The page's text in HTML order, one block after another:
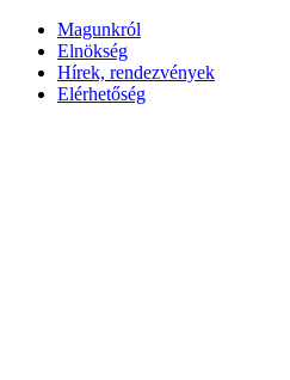
Magunkról
Elnökség
Hírek, rendezvények
Elérhetőség